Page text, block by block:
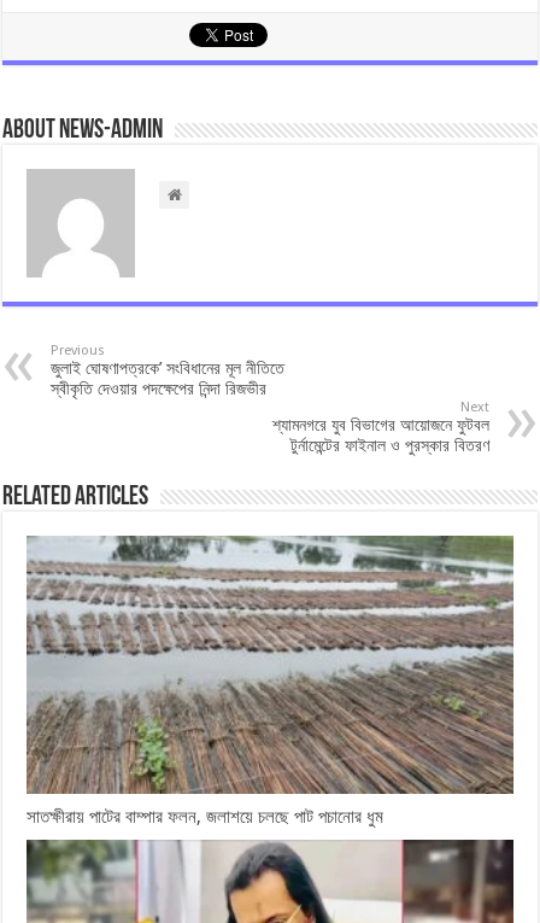
About news-admin
Previous
জুলাই ঘোষণাপত্রকে’ সংবিধানের মূল নীতিতে
স্বীকৃতি দেওয়ার পদক্ষেপের নিন্দা রিজভীর
Next
শ্যামনগরে যুব বিভাগের আয়োজনে ফুটবল
টুর্নামেন্টের ফাইনাল ও পুরস্কার বিতরণ
Related Articles
সাতক্ষীরায় পাটের বাম্পার ফলন, জলাশয়ে চলছে পাট পচানোর ধুম